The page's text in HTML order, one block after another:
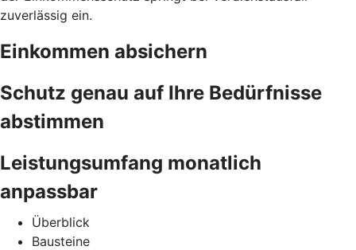
zuverlässig ein.
Einkommen absichern
Schutz genau auf Ihre Bedürfnisse
abstimmen
Leistungsumfang monatlich
anpassbar
Überblick
Bausteine